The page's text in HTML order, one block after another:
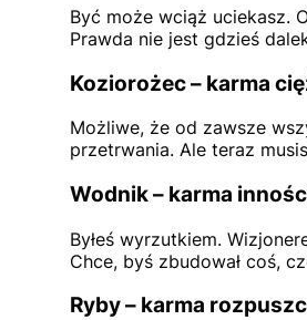
Być może wciąż uciekasz.
Prawda nie jest gdzieś
Koziorożec – karma
Możliwe, że od zawsze
przetrwania. Ale teraz
Wodnik – karma
Byłeś wyrzutkiem.
Chce, byś zbudował coś,
Ryby – karma